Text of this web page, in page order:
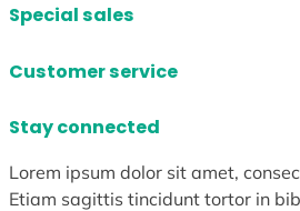
Special sales
Customer service
Stay connected
Lorem ipsum dolor sit amet,
Etiam sagittis tincidunt tortor in